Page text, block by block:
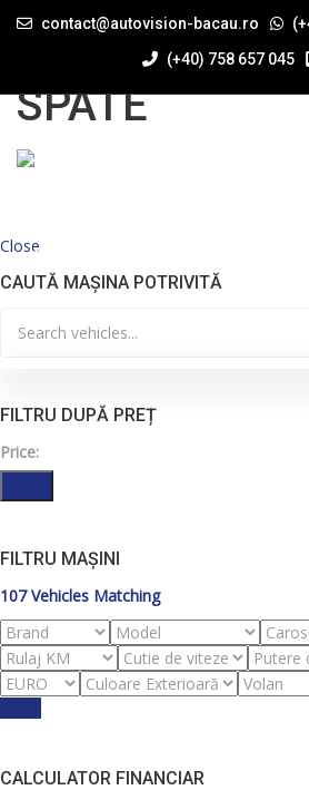
contact@autovision-bacau.ro
(+40) 758 657 045
ACASĂ
SENZORI
SPATE
Close
CAUTĂ MAȘINA POTRIVITĂ
FILTRU DUPĂ PREȚ
Price:
FILTRU MAȘINI
107 Vehicles Matching
CALCULATOR FINANCIAR